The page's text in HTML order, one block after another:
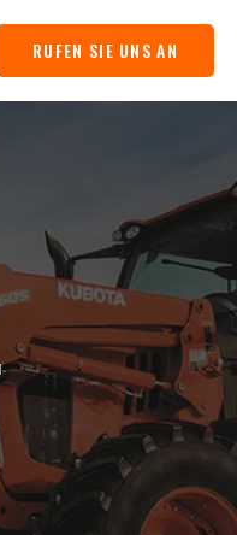
RUFEN SIE UNS AN